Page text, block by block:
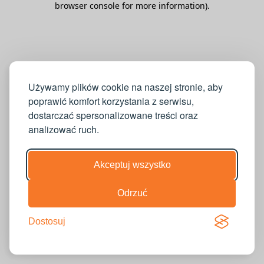
Używamy plików cookie na naszej stronie, aby
poprawić komfort korzystania z serwisu,
dostarczać spersonalizowane treści oraz
analizować ruch.
Akceptuj wszystko
Odrzuć
Dostosuj
browser console for more information).